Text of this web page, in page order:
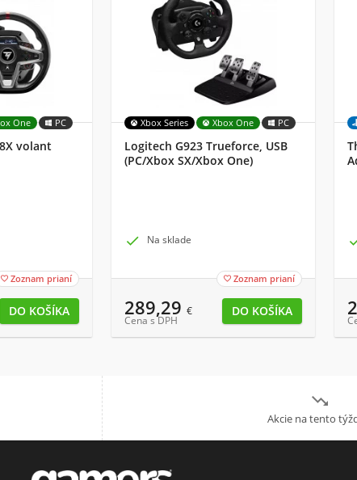
One PC
volant
 Zoznam prianí
Xbox Series Xbox One PC
Logitech G923 Trueforce, USB
(PC/Xbox SX/Xbox One)
 Na sklade
 Zoznam prianí
289,29 €
Cena s DPH

Akcie na tento